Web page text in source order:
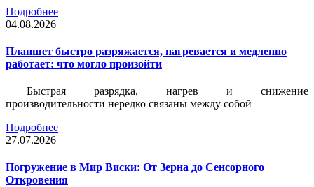
Подробнее
04.08.2026
Планшет быстро разряжается, нагревается и медленно
работает: что могло произойти
Быстрая разрядка, нагрев и снижение
производительности нередко связаны между собой
Подробнее
27.07.2026
Погружение в Мир Виски: От Зерна до Сенсорного
Откровения